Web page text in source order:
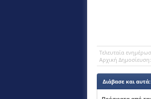
Tελευταία
Αρχική Δημοσίευση:
Διάβασε και αυτά: